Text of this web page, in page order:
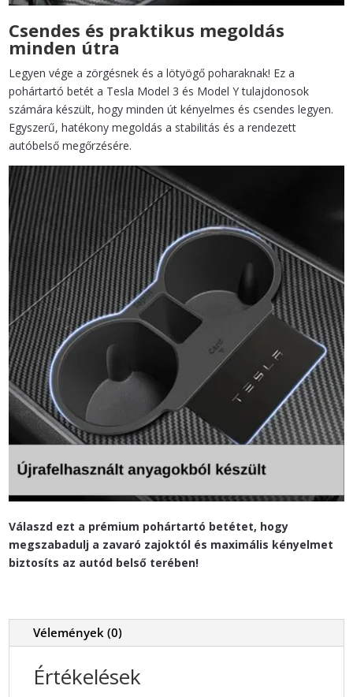
Csendes és praktikus megoldás
minden útra
Legyen vége a zörgésnek és a lötyögő poharaknak! Ez a
pohártartó betét a Tesla Model 3 és Model Y tulajdonosok
számára készült, hogy minden út kényelmes és csendes legyen.
Egyszerű, hatékony megoldás a stabilitás és a rendezett
autóbelső megőrzésére.
Válaszd ezt a prémium pohártartó betétet, hogy
megszabadulj a zavaró zajoktól és maximális kényelmet
biztosíts az autód belső terében!
Vélemények (0)
Értékelések